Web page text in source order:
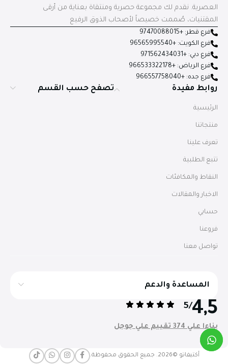
العصرية. نقدم لك مجموعة حصرية ومنتقاة بعناية من أرقى
المقتنيات، صُممت خصيصاً لأصحاب الذوق الرفيع
فرع قطر: +97470088015
فرع الكويت: +96565995540
فرع دبي: +971562434031
فرع الرياض: +966533322178
فرع جده: +966557758040
روابط مفيدة
الرئيسية
منتجاتنا
تعرف علينا
تتبع الطلبية
النقاط والمكافئات
الاخبار والمقالات
حسابي
فروعنا
تواصل معنا
تصفح حسب القسم
المساعدة والدعم
4,5
/5
بناءا علي 374 تقييم علي جوجل
أكتيفاتو ©2026. جميع الحقوق محفوظة.